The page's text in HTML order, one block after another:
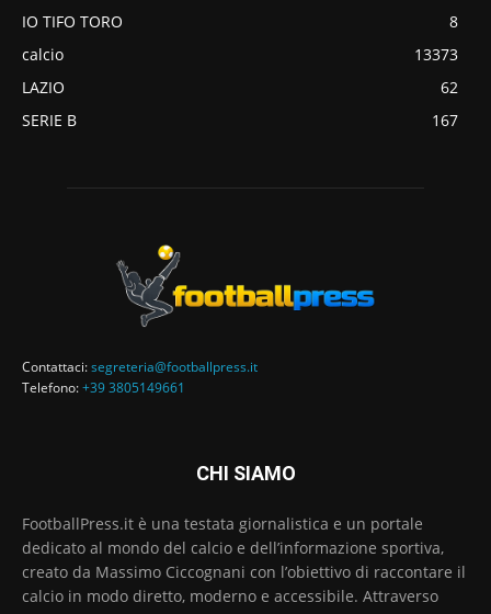
IO TIFO TORO
8
calcio
13373
LAZIO
62
SERIE B
167
Contattaci:segreteria@footballpress.it
Telefono:+39 3805149661
CHI SIAMO
FootballPress.it è una testata giornalistica e un portale
dedicato al mondo del calcio e dell’informazione sportiva,
creato da Massimo Ciccognani con l’obiettivo di raccontare il
calcio in modo diretto, moderno e accessibile. Attraverso